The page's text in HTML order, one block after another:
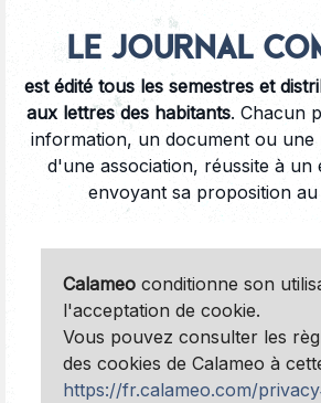
Le journal
est édité tous les semestres et
aux lettres des habitants. Chacun
information, un document ou une
d'une association, réussite à un
envoyant sa proposition
Calameo conditionne son
l'acceptation de cookie.
Vous pouvez consulter les
des cookies de Calameo à
https://fr.calameo.com/